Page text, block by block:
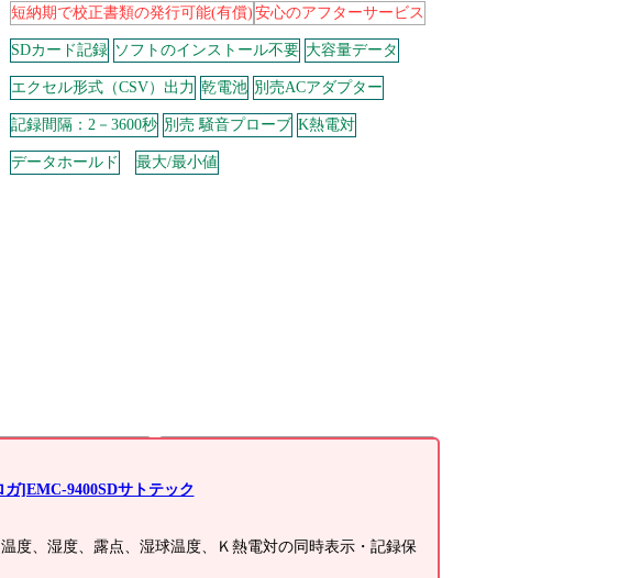
短納期で校正書類の発行可能(有償) 安心のアフターサービス
SDカード記録 ソフトのインストール不要 大容量データ
エクセル形式（CSV）出力 乾電池 別売ACアダプター
記録間隔：2－3600秒 別売 騒音プローブ K熱電対
データホールド 最大/最小値
]EMC-9400SDサトテック
度、湿度、露点、湿球温度、Ｋ熱電対の同時表示・記録保